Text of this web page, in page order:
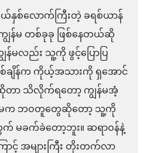
စ်လောက်ကြီးတဲ့ ခရစ်ယာန်
မ တစ်ခုခု ဖြစ်နေတယ်ဆို
မလည်း သူ့ကို ဖွင့်ပြောပြ
န်က ကိုယ့်အသားကို ရှအောင်
ာ သိလိုက်ရတော့ ကျွန်မအံ့
မက ဘဝတူတွေဆိုတော့ သူ့ကို
က် မခက်ခဲတော့ဘူး။ ဆရာဝန်နဲ့
ာင့် အများကြီး တိုးတက်လာ